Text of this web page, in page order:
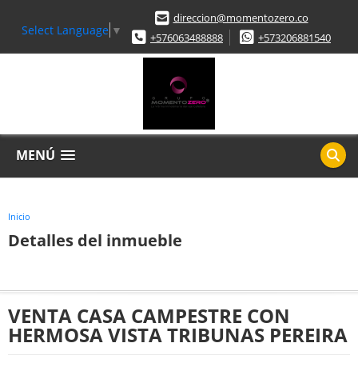
Select Language ▼
direccion@momentozero.co
+576063488888
+573206881540
MENÚ
Inicio
Detalles del inmueble
VENTA CASA CAMPESTRE CON
HERMOSA VISTA TRIBUNAS PEREIRA